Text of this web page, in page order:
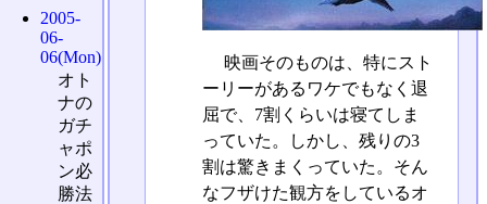
映画そのものは、特にスト
ーリーがあるワケでもなく退
屈で、7割くらいは寝てしま
っていた。しかし、残りの3
割は驚きまくっていた。そん
なフザけた観方をしているオ
2005-
06-
06(Mon)
オト
ナの
ガチ
ャポ
ン必
勝法